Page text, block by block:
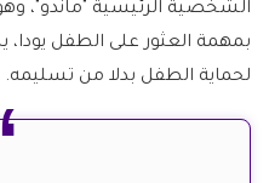
الشخصية الرئيسية "ماندو"،
بمهمة العثور على الطفل
لحماية الطفل بدلا من تسليمه.